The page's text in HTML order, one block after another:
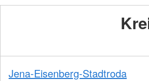
Jena-Eisenberg-Stadtroda